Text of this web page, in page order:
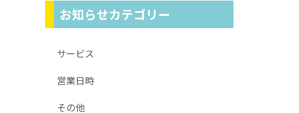
お知らせカテゴリー
サービス
営業日時
その他